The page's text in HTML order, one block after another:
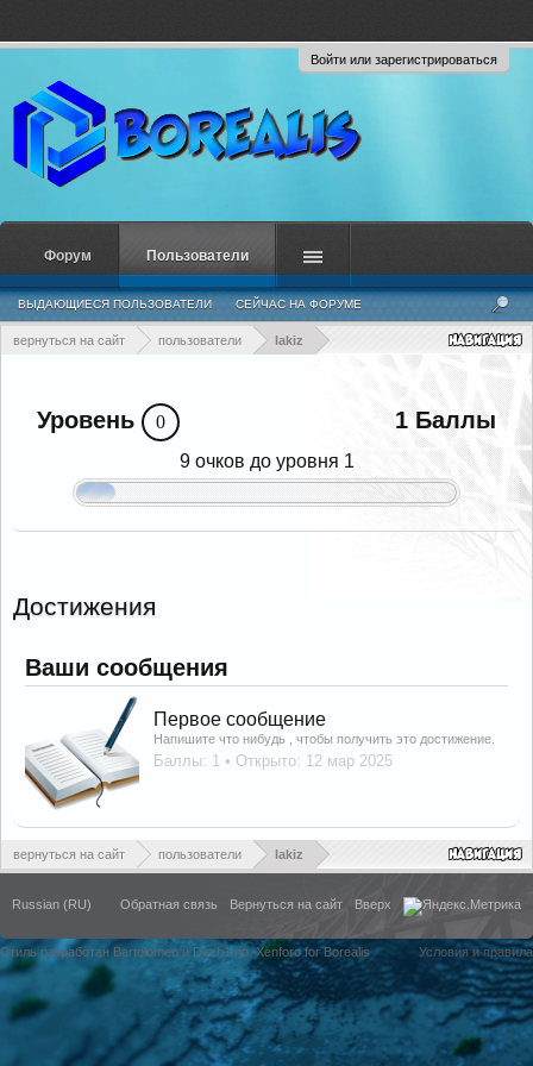
Войти или зарегистрироваться
вернуться на сайт пользователи lakiz
Уровень 0 1 Баллы
9 очков до уровня 1
Достижения
Ваши сообщения
Первое сообщение
Напишите что нибудь , чтобы получить это достижение.
Баллы: 1 Открыто: 12 мар 2025
вернуться на сайт пользователи lakiz
Форум Пользователи
ВЫДАЮЩИЕСЯ ПОЛЬЗОВАТЕЛИ СЕЙЧАС НА ФОРУМЕ
НЕДАВНЯЯ АКТИВНОСТЬ НОВЫЕ СООБЩЕНИЯ ПРОФИЛЯ
Russian (RU) Обратная связь Вернуться на сайт Вверх
Стиль разработан Bartolomeo и Dech1moXenforo for Borealis Условия и правила